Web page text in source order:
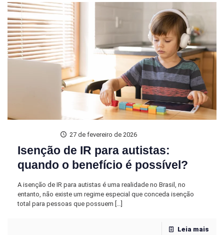
27 de fevereiro de 2026
Isenção de IR para autistas:
quando o benefício é possível?
A isenção de IR para autistas é uma realidade no Brasil, no
entanto, não existe um regime especial que conceda isenção
total para pessoas que possuem
Leia mais